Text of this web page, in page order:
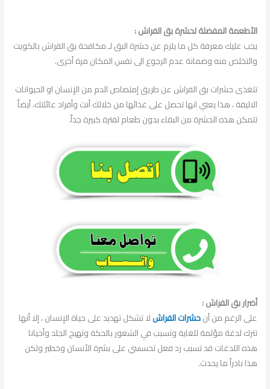
الأطعمة المفضلة لحشرة بق الفراش :
يجب عليك معرفة كل ما يلزم عن حشرة البق لـ مكافحة بق الفراش بالكويت
والتخلص منه وضمانة عدم الرجوع الى نفس المكان مرة أخرى.
تتغذى حشرات بق الفراش عن طريق إمتصاص الدم من الإنسان او الحيوانات
الاليفة ، هذا يعني انها تحصل على غذائها من خلالك أنت وأفراد عائلتك، أيضاً
تتمكن هذه الحشرة من البقاء بدون طعام لفترة كبيرة جداً.
أضرار بق الفراش :
على الرغم من أنحشرات الفراشلا تشكل تهديد على حياة الإنسان ، إلا أنها
تترك لدغة مؤلمة للغاية وتسبب في الشعور بالحكة وتهيج الجلد وأحيانا
هذه اللدغات قد تسبب رد فعل تحسسي على بشرة الأنسان وخطير ولكن
هذا نادراً ما يحدث.